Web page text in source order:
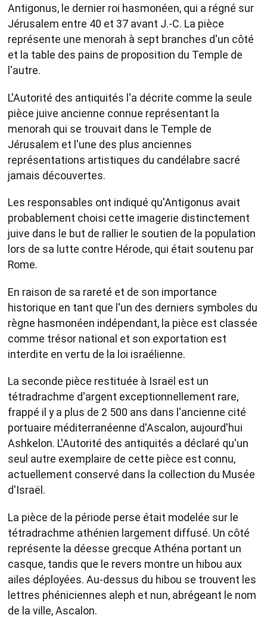
Antigonus, le dernier roi hasmonéen, qui a régné sur
Jérusalem entre 40 et 37 avant J.-C. La pièce
représente une menorah à sept branches d'un côté
et la table des pains de proposition du Temple de
l'autre.
L'Autorité des antiquités l'a décrite comme la seule
pièce juive ancienne connue représentant la
menorah qui se trouvait dans le Temple de
Jérusalem et l'une des plus anciennes
représentations artistiques du candélabre sacré
jamais découvertes.
Les responsables ont indiqué qu'Antigonus avait
probablement choisi cette imagerie distinctement
juive dans le but de rallier le soutien de la population
lors de sa lutte contre Hérode, qui était soutenu par
Rome.
En raison de sa rareté et de son importance
historique en tant que l'un des derniers symboles du
règne hasmonéen indépendant, la pièce est classée
comme trésor national et son exportation est
interdite en vertu de la loi israélienne.
La seconde pièce restituée à Israël est un
tétradrachme d'argent exceptionnellement rare,
frappé il y a plus de 2 500 ans dans l'ancienne cité
portuaire méditerranéenne d'Ascalon, aujourd'hui
Ashkelon. L'Autorité des antiquités a déclaré qu'un
seul autre exemplaire de cette pièce est connu,
actuellement conservé dans la collection du Musée
d'Israël.
La pièce de la période perse était modelée sur le
tétradrachme athénien largement diffusé. Un côté
représente la déesse grecque Athéna portant un
casque, tandis que le revers montre un hibou aux
ailes déployées. Au-dessus du hibou se trouvent les
lettres phéniciennes aleph et nun, abrégeant le nom
de la ville, Ascalon.